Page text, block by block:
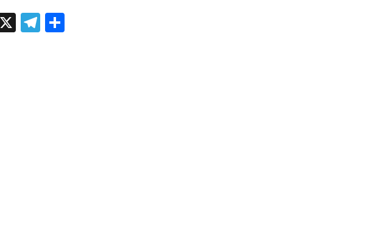
Twitter
X Telegram